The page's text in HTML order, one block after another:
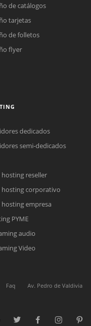
con el enlace a
online.
Complete el formulario
de catálogos
tarjetas
de folletos
flyer
dedicados
semi-dedicados
hosting reseller
hosting corporativo
hosting empresa
PYME
audio
Video
Faq
Av. Pedro de Valdivia